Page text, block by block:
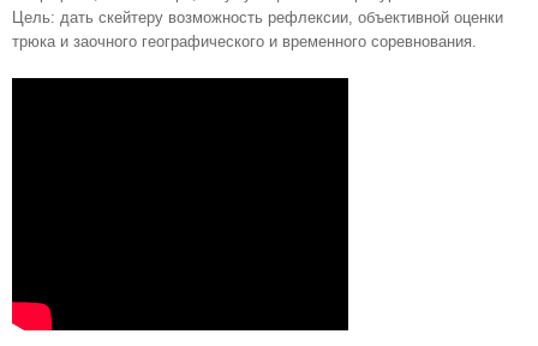
Цель: дать скейтеру возможность рефлексии, объективной оценки
трюка и заочного географического и временного соревнования.